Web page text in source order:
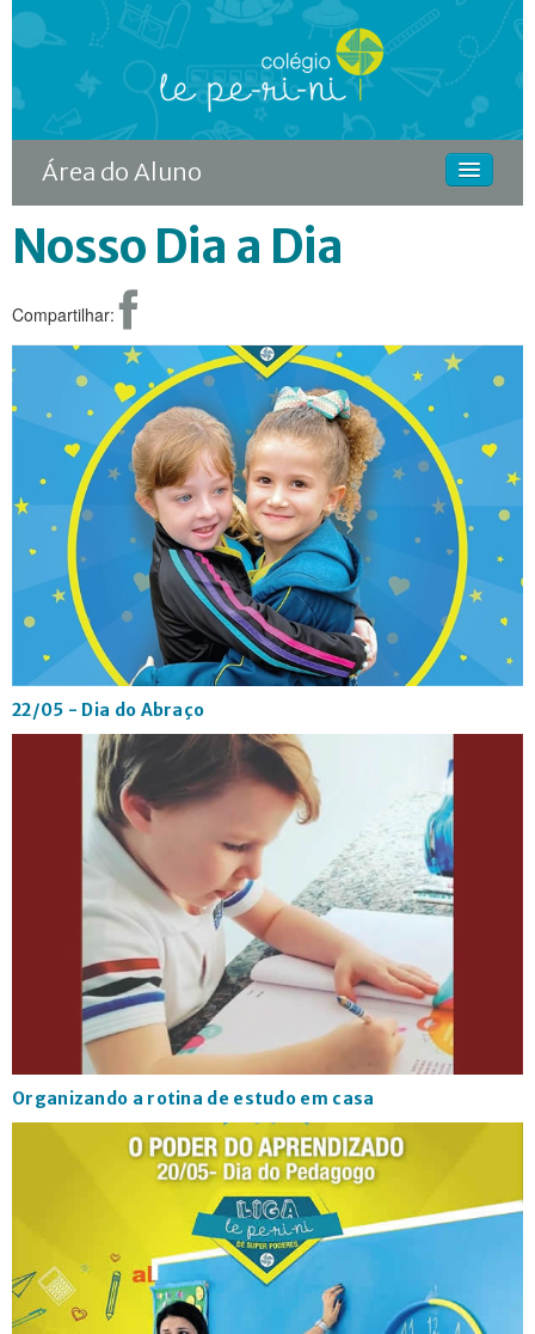
Área do Aluno
CURSOS
DIFERENCIAIS
ACONTECE
MATRÍCULA
CONTINUIDADE RODIN
CONTATO
Nosso Dia a Dia
Compartilhar:
22/05 - Dia do Abraço
Organizando a rotina de estudo em casa